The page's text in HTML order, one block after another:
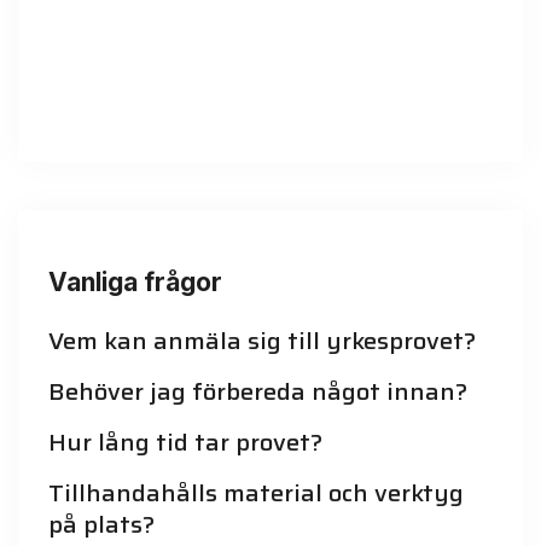
Vanliga frågor
Vem kan anmäla sig till yrkesprovet?
Behöver jag förbereda något innan?
Hur lång tid tar provet?
Tillhandahålls material och verktyg
på plats?